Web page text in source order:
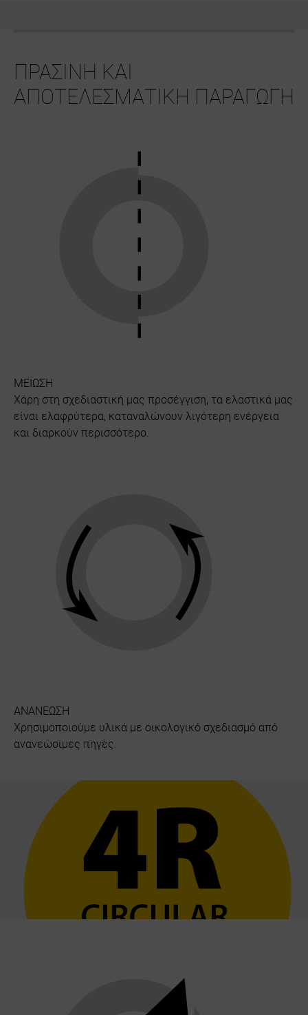
ΠΡΑΣΙΝΗ ΚΑΙ
ΑΠΟΤΕΛΕΣΜΑΤΙΚΗ ΠΑΡΑΓΩΓΗ
ΜΕΙΩΣΗ
Χάρη στη σχεδιαστική μας προσέγγιση, τα ελαστικά μας
είναι ελαφρύτερα, καταναλώνουν λιγότερη ενέργεια
και διαρκούν περισσότερο.
ΑΝΑΝΕΩΣΗ
Χρησιμοποιούμε υλικά με οικολογικό σχεδιασμό από
ανανεώσιμες πηγές.